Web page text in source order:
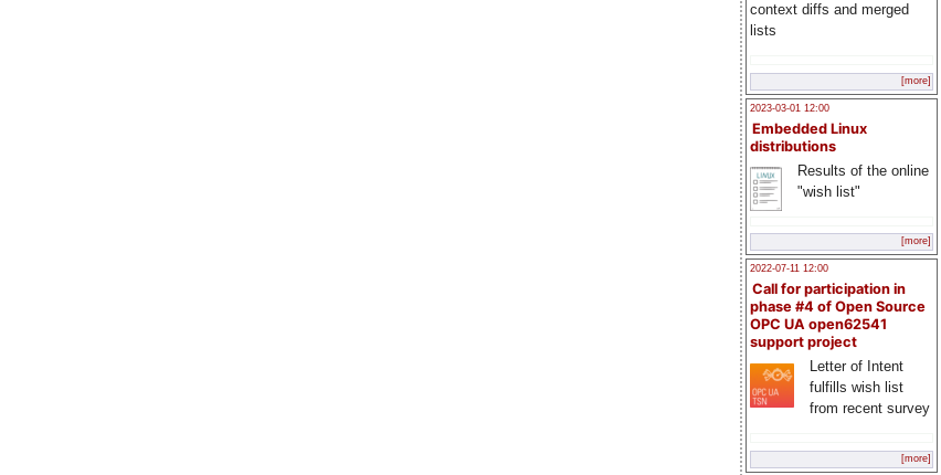
context diffs and merged
lists
[more]
2023-03-01 12:00
Embedded Linux
distributions
Results of the online
"wish list"
[more]
2022-07-11 12:00
Call for participation in
phase #4 of Open Source
OPC UA open62541
support project
Letter of Intent
fulfills wish list
from recent survey
[more]